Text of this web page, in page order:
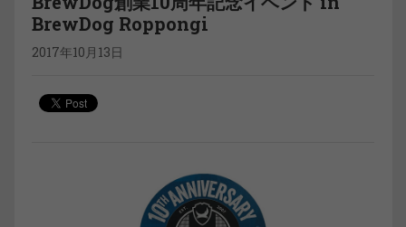
BrewDog Roppongi
2017年10月13日